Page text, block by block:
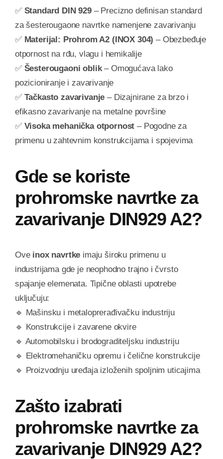
✅ Standard DIN 929– Precizno definisan standard
za šesterougaone navrtke namenjene zavarivanju
✅ Materijal: Prohrom A2 (INOX 304) – Obezbeđuje
otpornost na rđu, vlagu i hemikalije
✅ Šesterougaoni oblik– Omogućava lako
pozicioniranje i zavarivanje
✅ Tačkasto zavarivanje – Dizajnirane za brzo i
efikasno zavarivanje na metalne površine
✅ Visoka mehanička otpornost – Pogodne za
primenu u zahtevnim konstrukcijama i spojevima
Gde se koriste
prohromske navrtke za
zavarivanje DIN929 A2?
Ove inox navrtke imaju široku primenu u
industrijama gde je neophodno trajno i čvrsto
spajanje elemenata. Tipične oblasti upotrebe
uključuju:
🔹 Mašinsku i metaloprerađivačku industriju
🔹 Konstrukcije i zavarene okvire
🔹 Automobilsku i brodograditeljsku industriju
🔹 Elektromehaničku opremu i čelične konstrukcije
🔹 Proizvodnju uređaja izloženih spoljnim uticajima
Zašto izabrati
prohromske navrtke za
zavarivanje DIN929 A2?